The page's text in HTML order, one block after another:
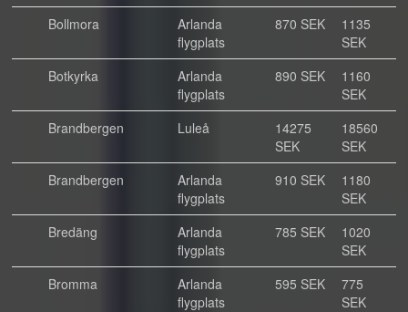
Bollmora
Arlanda
flygplats
870 SEK
1135
SEK
Botkyrka
Arlanda
flygplats
890 SEK
1160
SEK
Brandbergen
Luleå
14275
SEK
18560
SEK
Brandbergen
Arlanda
flygplats
910 SEK
1180
SEK
Bredäng
Arlanda
flygplats
785 SEK
1020
SEK
Bromma
Arlanda
flygplats
595 SEK
775
SEK